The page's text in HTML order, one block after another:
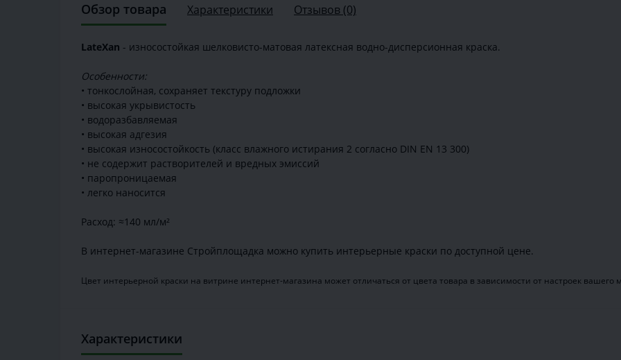
Обзор товара Характеристики Отзывов (0)
LateXan - износостойкая шелковисто-матовая латексная водно-дисперсионная краска.
Особенности:
• тонкослойная, сохраняет текстуру подложки
• высокая укрывистость
• водоразбавляемая
• высокая адгезия
• высокая износостойкость (класс влажного истирания 2 согласно DIN EN 13 300)
• не содержит растворителей и вредных эмиссий
• паропроницаемая
• легко наносится
Расход: ≈140 мл/м²
В интернет-магазине Стройплощадка можно купить интерьерные краски по доступной цене.
Цвет интерьерной краски на витрине интернет-магазина может отличаться от цвета товара в зависимости от настроек вашего
Характеристики